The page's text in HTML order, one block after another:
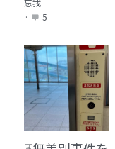
📚 100冊の
1 クレーム
2 発達障害
ログイン/
検索
日本語
忘我
·
5